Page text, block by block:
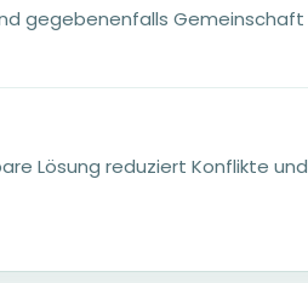
gegebenenfalls Gemeinschaft
Lösung reduziert Konflikte und